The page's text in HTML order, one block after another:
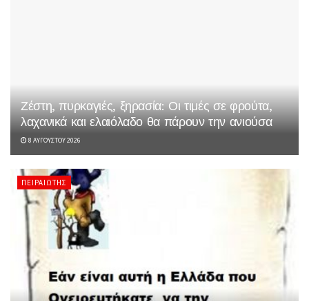
Ζέστη, πυρκαγιές, ξηρασία: Οι τιμές σε φρούτα,
λαχανικά και ελαιόλαδο θα πάρουν την ανιούσα
8 ΑΥΓΟΎΣΤΟΥ 2026
ΠΕΙΡΑΙΏΤΗΣ